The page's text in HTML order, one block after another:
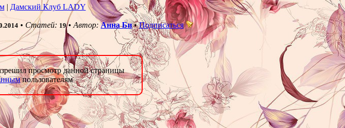
| Дамский Клуб LADY
• Статей: 19• Автор: Анна Би•Подписаться
просмотр данной страницы
пользователям